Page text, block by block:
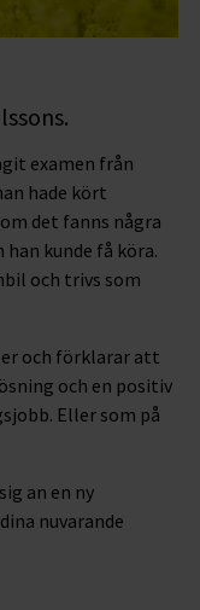
examen från
hade kört
det fanns några
kunde få köra.
och trivs som
och förklarar att
och en positiv
Eller som på
an en ny
nuvarande